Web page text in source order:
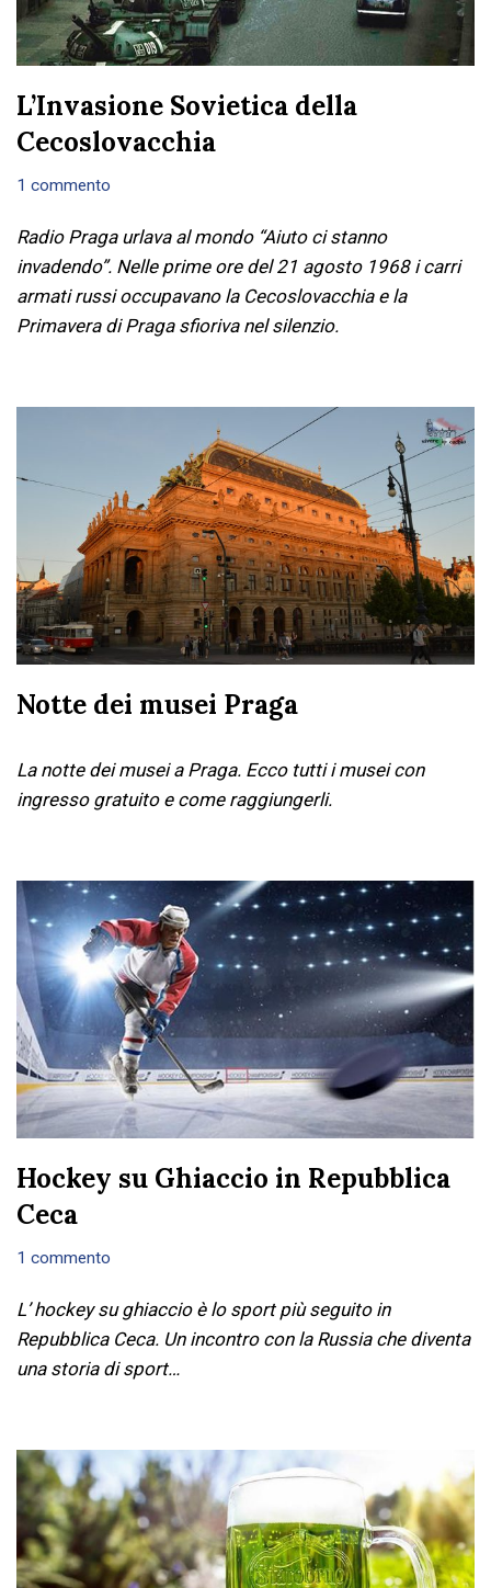
L’Invasione Sovietica della
Cecoslovacchia
1 commento
Radio Praga urlava al mondo “Aiuto ci stanno
invadendo”. Nelle prime ore del 21 agosto 1968 i carri
armati russi occupavano la Cecoslovacchia e la
Primavera di Praga sfioriva nel silenzio.
Notte dei musei Praga
La notte dei musei a Praga. Ecco tutti i musei con
ingresso gratuito e come raggiungerli.
Hockey su Ghiaccio in Repubblica
Ceca
1 commento
L’ hockey su ghiaccio è lo sport più seguito in
Repubblica Ceca. Un incontro con la Russia che diventa
una storia di sport…